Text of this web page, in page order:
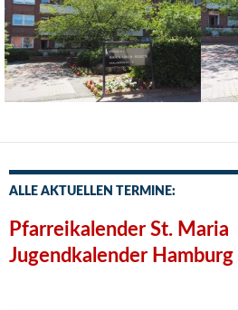
ALLE AKTUELLEN TERMINE:
Pfarreikalender St. Maria
Jugendkalender Hamburg